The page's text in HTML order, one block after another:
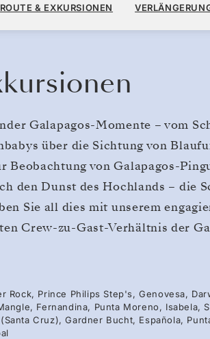
nach San Cristóbal,
ROUTE & EXKURSIONEN
Galapagos-Momente – vom
über die Sichtung von
Beobachtung von Galapagos-
den Dunst des Hochlands – die
Sie all dies mit unserem
Crew-zu-Gast-Verhältnis der
Rock, Prince Philips Step's, Genovesa,
Fernandina, Punta Moreno, Isabela,
Cruz), Gardner Bucht, Española,